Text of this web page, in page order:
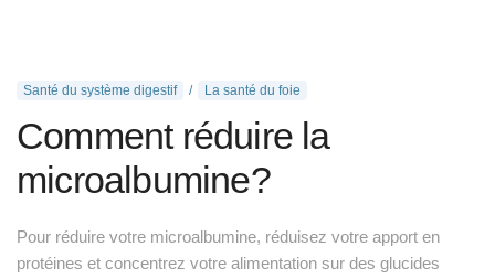
Santé du système digestif La santé du foie
Comment réduire la
microalbumine?
Pour réduire votre microalbumine, réduisez votre apport en
protéines et concentrez votre alimentation sur des glucides